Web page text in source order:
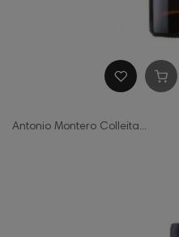
Antonio Montero Colleita...